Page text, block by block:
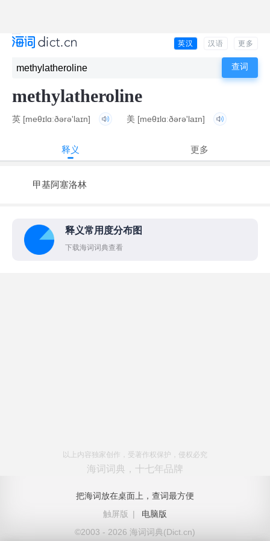
英汉 汉语 更多
methylatheroline
英 [meθɪlɑːðərə'laɪn] 美 [meθɪlɑːðərə'laɪn]
释义 更多
甲基阿塞洛林
释义常用度分布图
下载海词词典查看
以上内容独家创作，受著作权保护，侵权必究
海词词典，十七年品牌
把海词放在桌面上，查词最方便
触屏版
|
电脑版
©2003 - 2026 海词词典(Dict.cn)